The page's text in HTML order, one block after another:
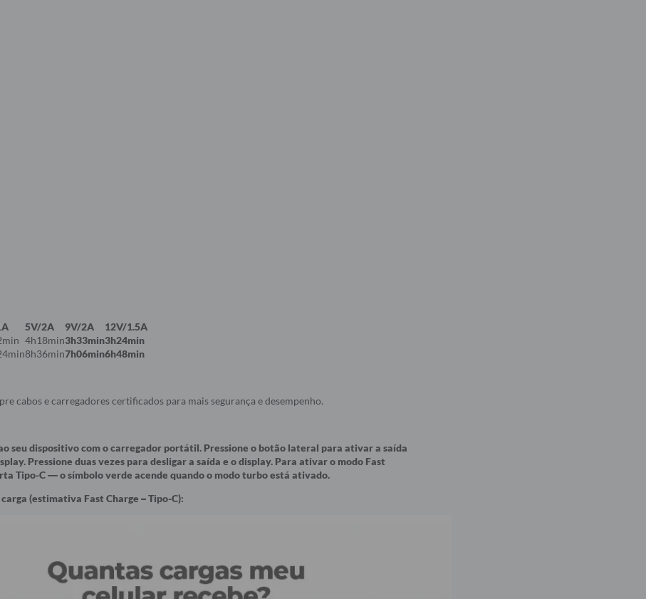
5V/2A 9V/2A
12V/1.5A
4h18min3h33min3h24min
8h36min7h06min6h48min
cabos e carregadores certificados para mais segurança e desempenho.
seu dispositivo com o carregador portátil. Pressione o botão lateral para ativar a saída
Pressione duas vezes para desligar a saída e o display. Para ativar o modo Fast
Tipo-C — o símbolo verde acende quando o modo turbo está ativado.
(estimativa Fast Charge – Tipo-C):